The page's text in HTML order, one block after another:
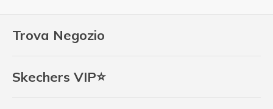
Trova Negozio
Skechers VIP⭐